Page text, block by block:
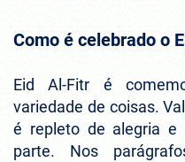
Como é celebrado o
Eid Al-Fitr é
variedade de coisas.
é repleto de alegria e
parte. Nos